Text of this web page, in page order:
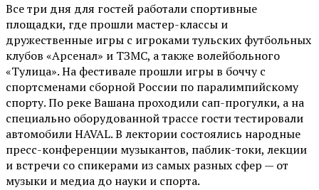
Все три дня для гостей работали спортивные
площадки, где прошли мастер-классы и
дружественные игры с игроками тульских футбольных
клубов «Арсенал» и ТЗМС, а также волейбольного
«Тулица». На фестивале прошли игры в боччу с
спортсменами сборной России по паралимпийскому
спорту. По реке Вашана проходили сап-прогулки, а на
специально оборудованной трассе гости тестировали
автомобили HAVAL. В лектории состоялись народные
пресс-конференции музыкантов, паблик-токи, лекции
и встречи со спикерами из самых разных сфер — от
музыки и медиа до науки и спорта.